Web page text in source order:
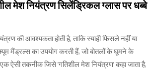
मेश नियंत्रण सिलेंड्रिकल ग्लास पर धब्बे
की आवश्यकता होती है, ताकि स्याही फिसले नहीं या
वैक्यूम मैंड्रल्स का उपयोग करती हैं, जो बोतलों के घूमने के
एक ऐसी तकनीक जिसे 'गतिशील मेश नियंत्रण' कहा जाता है,